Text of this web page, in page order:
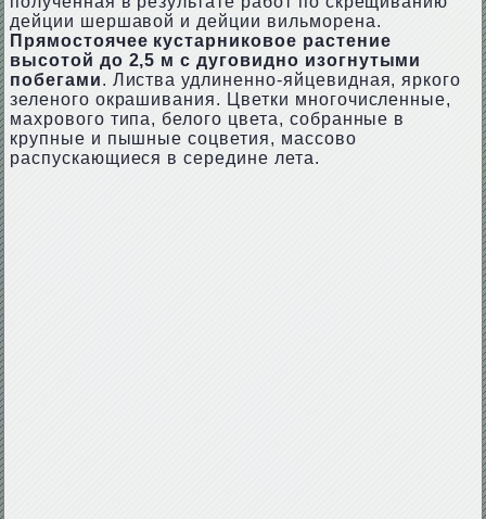
дейции шершавой и дейции вильморена.
Прямостоячее кустарниковое растение
высотой до 2,5 м с дуговидно изогнутыми
побегами. Листва удлиненно-яйцевидная, яркого
зеленого окрашивания. Цветки многочисленные,
махрового типа, белого цвета, собранные в
крупные и пышные соцветия, массово
распускающиеся в середине лета.